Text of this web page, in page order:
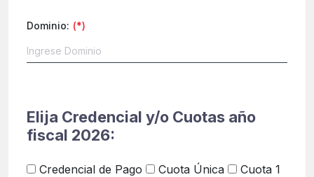
Dominio:
Elija Credencial y/o Cuotas año
fiscal 2026:
Credencial de Pago Cuota Única
Cuota 1